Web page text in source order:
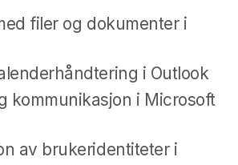
filer og dokumenter i
i Outlook
kommunikasjon i Microsoft
av brukeridentiteter i